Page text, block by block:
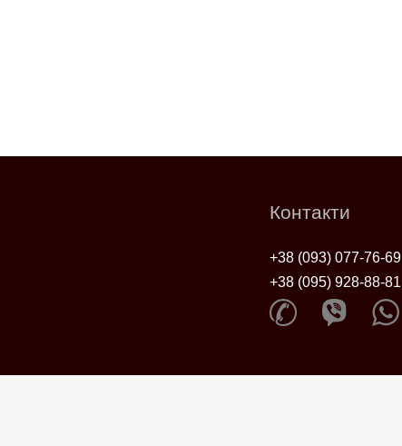
Контакти
+38 (093) 077-76-69
+38 (095) 928-88-81